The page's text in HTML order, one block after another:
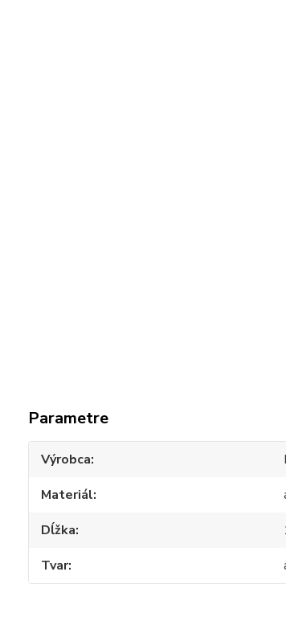
Parametre
Výrobca
Materiál
Dĺžka
Tvar